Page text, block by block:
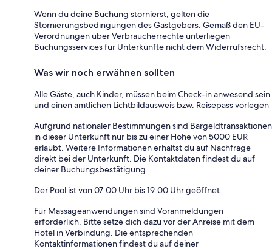
Wenn du deine Buchung stornierst, gelten die
Stornierungsbedingungen des Gastgebers. Gemäß den EU-
Verordnungen über Verbraucherrechte unterliegen
Buchungsservices für Unterkünfte nicht dem Widerrufsrecht.
Was wir noch erwähnen sollten
Alle Gäste, auch Kinder, müssen beim Check-in anwesend sein
und einen amtlichen Lichtbildausweis bzw. Reisepass vorlegen
Aufgrund nationaler Bestimmungen sind Bargeldtransaktionen
in dieser Unterkunft nur bis zu einer Höhe von 5000 EUR
erlaubt. Weitere Informationen erhältst du auf Nachfrage
direkt bei der Unterkunft. Die Kontaktdaten findest du auf
deiner Buchungsbestätigung.
Der Pool ist von 07:00 Uhr bis 19:00 Uhr geöffnet.
Für Massageanwendungen sind Voranmeldungen
erforderlich. Bitte setze dich dazu vor der Anreise mit dem
Hotel in Verbindung. Die entsprechenden
Kontaktinformationen findest du auf deiner